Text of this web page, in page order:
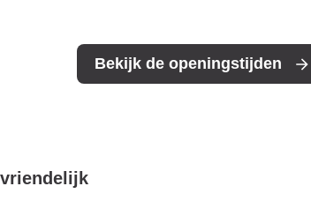
Bekijk de openingstijden